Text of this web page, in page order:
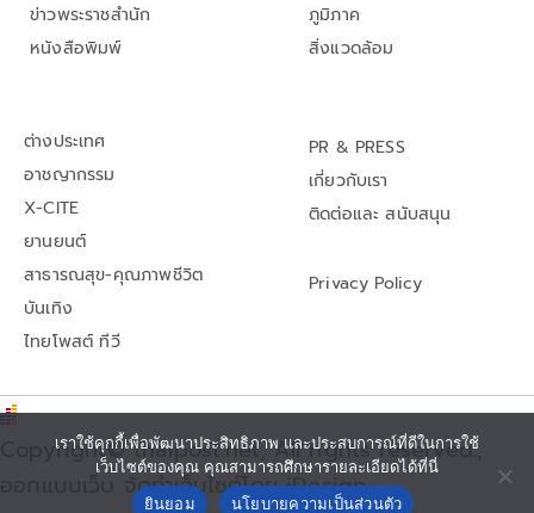
ข่าวพระราชสำนัก
หนังสือพิมพ์
ภูมิภาค
สิ่งแวดล้อม
ต่างประเทศ
อาชญากรรม
X-CITE
ยานยนต์
สาธารณสุข-คุณภาพชีวิต
บันเทิง
ไทยโพสต์ ทีวี
PR & PRESS
เกี่ยวกับเรา
ติดต่อและ สนับสนุน
Privacy Policy
Copyright© thaipost.net, All rights reserved.,
ออกแบบเว็บ จัดทำเว็บไซต์โดย iDesign
เราใช้คุกกี้เพื่อพัฒนาประสิทธิภาพ และประสบการณ์ที่ดีในการใช้
เว็บไซต์ของคุณ คุณสามารถศึกษารายละเอียดได้ที่นี่
ยินยอม
นโยบายความเป็นส่วนตัว